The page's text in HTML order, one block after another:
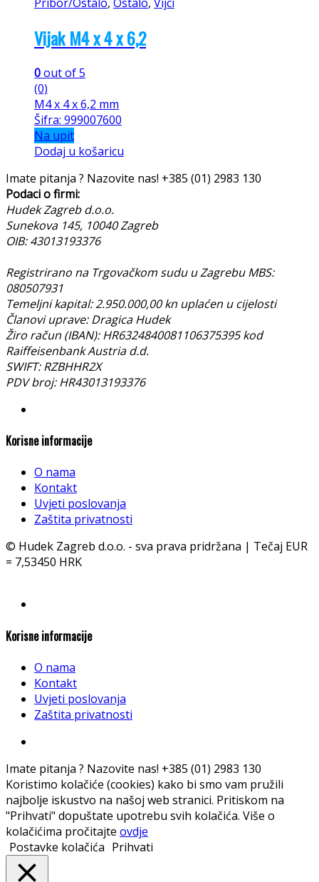
Vijak M4 x 4 x 6,2
0out of 5
(0)
M4 x 4 x 6,2 mm
Šifra: 999007600
Na upit
Dodaj u košaricu
Imate pitanja ? Nazovite nas! +385 (01) 2983 130
Podaci o firmi:
Hudek Zagreb d.o.o.
Sunekova 145, 10040 Zagreb
OIB: 43013193376
Registrirano na Trgovačkom sudu u Zagrebu MBS:
080507931
Temeljni kapital: 2.950.000,00 kn uplaćen u cijelosti
Članovi uprave: Dragica Hudek
Žiro račun (IBAN): HR6324840081106375395 kod
Raiffeisenbank Austria d.d.
SWIFT: RZBHHR2X
PDV broj: HR43013193376
Korisne informacije
O nama
Kontakt
Uvjeti poslovanja
Zaštita privatnosti
© Hudek Zagreb d.o.o. - sva prava pridržana | Tečaj EUR
= 7,53450 HRK
Korisne informacije
O nama
Kontakt
Uvjeti poslovanja
Zaštita privatnosti
Imate pitanja ? Nazovite nas! +385 (01) 2983 130
Koristimo kolačiće (cookies) kako bi smo vam pružili
najbolje iskustvo na našoj web stranici. Pritiskom na
"Prihvati" dopuštate upotrebu svih kolačića. Više o
kolačićima pročitajte ovdje
Postavke kolačića Prihvati